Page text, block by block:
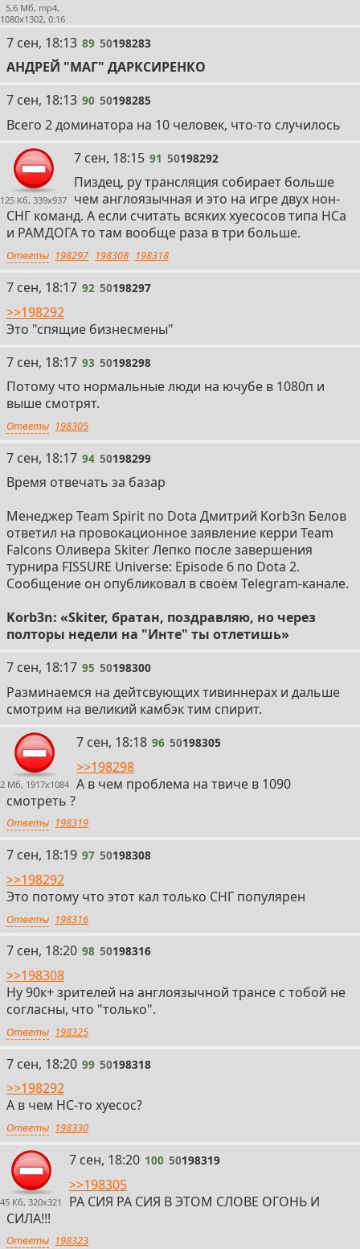
5,6 Мб, mp4,
1080x1302, 0:16
89
7 сен, 18:13 89 50198283
АНДРЕЙ "МАГ" ДАРКСИРЕНКО
90
7 сен, 18:13 90 50198285
Всего 2 доминатора на 10 человек, что-то случилось
125 Кб, 339x937
91
7 сен, 18:15 91 50198292
Пиздец, ру трансляция собирает больше
чем англоязычная и это на игре двух нон-
СНГ команд. А если считать всяких хуесосов типа НСа
и РАМДОГА то там вообще раза в три больше.
Ответы 198297 198308 198318
92
7 сен, 18:17 92 50198297
>>198292
Это "спящие бизнесмены"
93
7 сен, 18:17 93 50198298
Потому что нормальные люди на ючубе в 1080п и
выше смотрят.
Ответы 198305
94
7 сен, 18:17 94 50198299
Время отвечать за базар
Менеджер Team Spirit по Dota Дмитрий Korb3n Белов
ответил на провокационное заявление керри Team
Falcons Оливера Skiter Лепко после завершения
турнира FISSURE Universe: Episode 6 по Dota 2.
Сообщение он опубликовал в своём Telegram-канале.
Korb3n: «Skiter, братан, поздравляю, но через
полторы недели на "Инте" ты отлетишь»
95
7 сен, 18:17 95 50198300
Разминаемся на дейтсвующих тивиннерах и дальше
смотрим на великий камбэк тим спирит.
2 Мб, 1917x1084
96
7 сен, 18:18 96 50198305
>>198298
А в чем проблема на твиче в 1090
смотреть ?
Ответы 198319
97
7 сен, 18:19 97 50198308
>>198292
Это потому что этот кал только СНГ популярен
Ответы 198316
98
7 сен, 18:20 98 50198316
>>198308
Ну 90к+ зрителей на англоязычной трансе с тобой не
согласны, что "только".
Ответы 198325
99
7 сен, 18:20 99 50198318
>>198292
А в чем НС-то хуесос?
Ответы 198330
45 Кб, 320x321
100
7 сен, 18:20 100 50198319
>>198305
РА СИЯ РА СИЯ В ЭТОМ СЛОВЕ ОГОНЬ И
СИЛА!!!
Ответы 198323